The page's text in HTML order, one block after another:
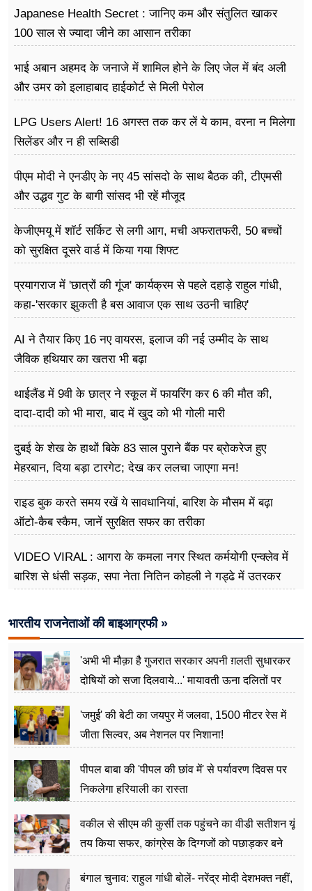
Japanese Health Secret : जानिए कम और संतुलित खाकर
100 साल से ज्यादा जीने का आसान तरीका
भाई अबान अहमद के जनाजे में शामिल होने के लिए जेल में बंद अली
और उमर को इलाहाबाद हाईकोर्ट से मिली पेरोल
LPG Users Alert! 16 अगस्त तक कर लें ये काम, वरना न मिलेगा
सिलेंडर और न ही सब्सिडी
पीएम मोदी ने एनडीए के नए 45 सांसदो के साथ बैठक की, टीएमसी
और उद्धव गुट के बागी सांसद भी रहें मौजूद
केजीएमयू में शॉर्ट सर्किट से लगी आग, मची अफरातफरी, 50 बच्चों
को सुरक्षित दूसरे वार्ड में किया गया शिफ्ट
प्रयागराज में 'छात्रों की गूंज' कार्यक्रम से पहले दहाड़े राहुल गांधी,
कहा-'सरकार झुकती है बस आवाज एक साथ उठनी चाहिए'
AI ने तैयार किए 16 नए वायरस, इलाज की नई उम्मीद के साथ
जैविक हथियार का खतरा भी बढ़ा
थाईलैंड में 9वी के छात्र ने स्कूल में फायरिंग कर 6 की मौत की,
दादा-दादी को भी मारा, बाद में खुद को भी गोली मारी
दुबई के शेख के हाथों बिके 83 साल पुराने बैंक पर ब्रोकरेज हुए
मेहरबान, दिया बड़ा टारगेट; देख कर ललचा जाएगा मन!
राइड बुक करते समय रखें ये सावधानियां, बारिश के मौसम में बढ़ा
ऑटो-कैब स्कैम, जानें सुरक्षित सफर का तरीका
VIDEO VIRAL : आगरा के कमला नगर स्थित कर्मयोगी एन्क्लेव में
बारिश से धंसी सड़क, सपा नेता नितिन कोहली ने गड्ढे में उतरकर
भारतीय राजनेताओं की बाइआग्रफी »
'अभी भी मौक़ा है गुजरात सरकार अपनी ग़लती सुधारकर
दोषियों को सजा दिलवाये...' मायावती ऊना दलितों पर
'जमुई' की बेटी का जयपुर में जलवा, 1500 मीटर रेस में
जीता सिल्वर, अब नेशनल पर निशाना!
पीपल बाबा की 'पीपल की छांव में' से पर्यावरण दिवस पर
निकलेगा हरियाली का रास्ता
वकील से सीएम की कुर्सी तक पहुंचने का वीडी सतीशन यूं
तय किया सफर, कांग्रेस के दिग्गजों को पछाड़कर बने
बंगाल चुनाव: राहुल गांधी बोलें- नरेंद्र मोदी देशभक्त नहीं,